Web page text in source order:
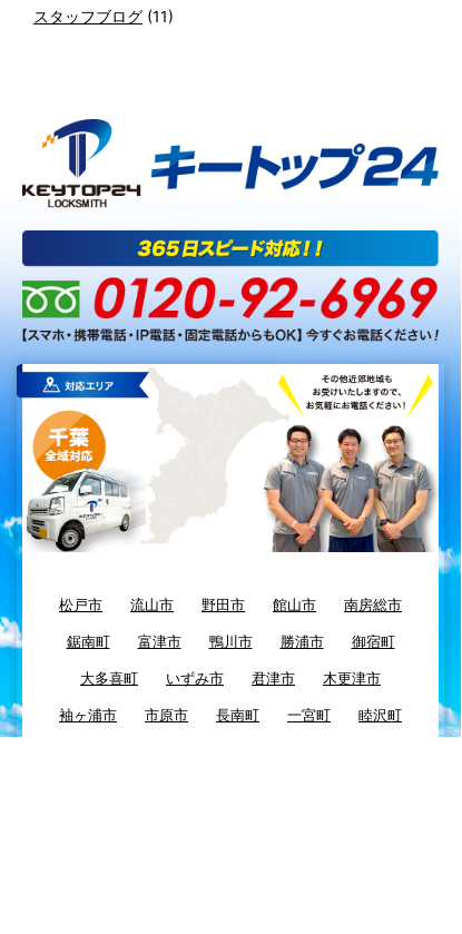
スタッフブログ (11)
松戸市 流山市 野田市 館山市 南房総市
鋸南町 富津市 鴨川市 勝浦市 御宿町
大多喜町 いずみ市 君津市 木更津市
袖ヶ浦市 市原市 長南町 一宮町 睦沢町